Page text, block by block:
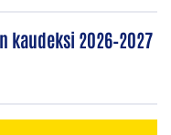
kaudeksi 2026–2027